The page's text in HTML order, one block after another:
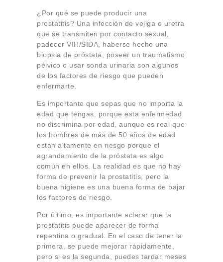
¿Por qué se puede producir una
prostatitis? Una infección de vejiga o uretra
que se transmiten por contacto sexual,
padecer VIH/SIDA, haberse hecho una
biopsia de próstata, poseer un traumatismo
pélvico o usar sonda urinaria son algunos
de los factores de riesgo que pueden
enfermarte.
Es importante que sepas que no importa la
edad que tengas, porque esta enfermedad
no discrimina por edad, aunque es real que
los hombres de más de 50 años de edad
están altamente en riesgo porque el
agrandamiento de la próstata es algo
común en ellos. La realidad es que no hay
forma de prevenir la prostatitis, pero la
buena higiene es una buena forma de bajar
los factores de riesgo.
Por último, es importante aclarar que la
prostatitis puede aparecer de forma
repentina o gradual. En el caso de tener la
primera, se puede mejorar rápidamente,
pero si es la segunda, puedes tardar meses